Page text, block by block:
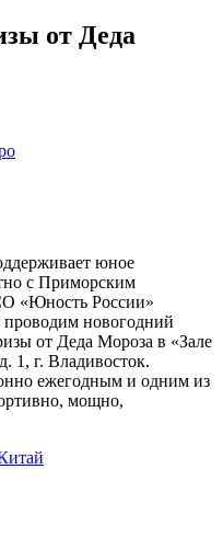
от Деда
юное
с Приморским
«Юность России»
новогодний
от Деда Мороза в «Зале
1, г. Владивосток.
ежегодным и одним из
мощно,